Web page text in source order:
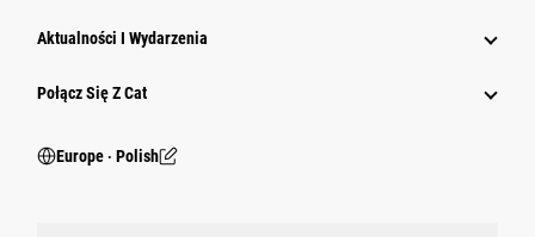
Aktualności I Wydarzenia
Połącz Się Z Cat
Europe ‧ Polish